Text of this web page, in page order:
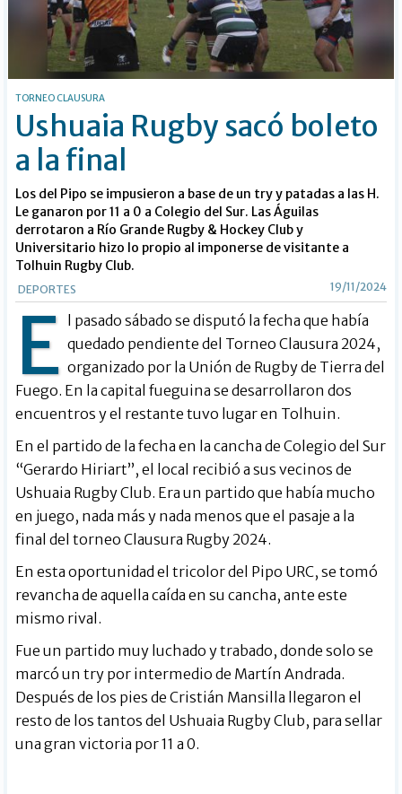
TORNEO CLAUSURA
Ushuaia Rugby sacó boleto
a la final
Los del Pipo se impusieron a base de un try y patadas a las H.
Le ganaron por 11 a 0 a Colegio del Sur. Las Águilas
derrotaron a Río Grande Rugby & Hockey Club y
Universitario hizo lo propio al imponerse de visitante a
Tolhuin Rugby Club.
DEPORTES 19/11/2024
E
l pasado sábado se disputó la fecha que había
quedado pendiente del Torneo Clausura 2024,
organizado por la Unión de Rugby de Tierra del
Fuego. En la capital fueguina se desarrollaron dos
encuentros y el restante tuvo lugar en Tolhuin.
En el partido de la fecha en la cancha de Colegio del Sur
“Gerardo Hiriart”, el local recibió a sus vecinos de
Ushuaia Rugby Club. Era un partido que había mucho
en juego, nada más y nada menos que el pasaje a la
final del torneo Clausura Rugby 2024.
En esta oportunidad el tricolor del Pipo URC, se tomó
revancha de aquella caída en su cancha, ante este
mismo rival.
Fue un partido muy luchado y trabado, donde solo se
marcó un try por intermedio de Martín Andrada.
Después de los pies de Cristián Mansilla llegaron el
resto de los tantos del Ushuaia Rugby Club, para sellar
una gran victoria por 11 a 0.